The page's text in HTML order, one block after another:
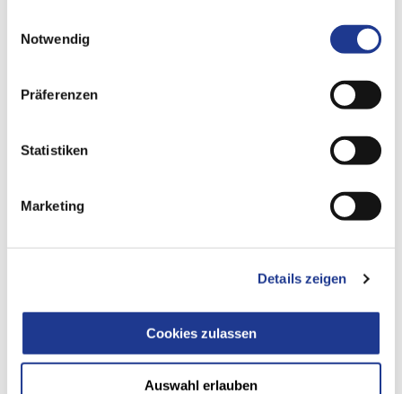
Notwendig
Präferenzen
Statistiken
Marketing
Details zeigen
Cookies zulassen
Auswahl erlauben
Ausbildung, Arbeiten und Karriere bei der
GROUPund ihren 11 Tochterunternehmen - hier finden Sie
Informationen und offene Stellen.